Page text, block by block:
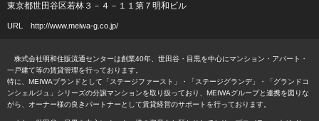
東京都世田谷区若林３－４－１１第７明和ビル
URL http://www.meiwa-g.co.jp/
株式会社明和住販流通センターは創業40年、世田谷・目黒を中心にマンション・アパート・
一戸建て等の賃貸管理を行っております。
特に、MEIWAブランドとして「ステージファースト」・「ステージグランデ」・「グランドコ
ンシェルジュ」シリーズの分譲マンションを取り扱っており、MEIWAグループと連携を図りな
がら、オーナー様の良きパートナーとして賃貸経営のサポートを行っております。